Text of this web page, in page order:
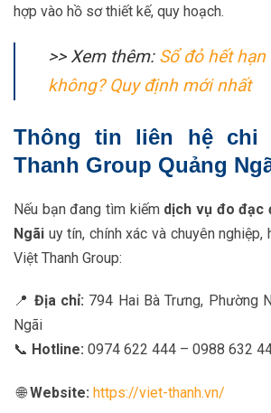
hợp vào hồ sơ thiết kế, quy hoạch.
>> Xem thêm: Sổ đỏ hết
không? Quy định mới nhất
Thông tin liên hệ chi
Thanh Group Quảng
Nếu bạn đang tìm kiếm dịch vụ đo đạc
Ngãi uy tín, chính xác và chuyên nghiệp,
Việt Thanh Group:
📍 Địa chỉ: 794 Hai Bà Trưng, Phường
Ngãi
📞 Hotline: 0974 622 444 – 0988 632
🌐Website: https://viet-thanh.vn/